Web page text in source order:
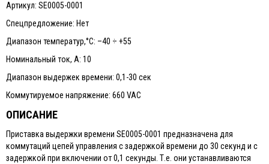
Артикул: SE0005-0001
Спецпредложение: Нет
Диапазон температур,°С: –40 ÷ +55
Номинальный ток, А: 10
Диапазон выдержек времени: 0,1-30 сек
Коммутируемое напряжение: 660 VAC
ОПИСАНИЕ
Приставка выдержки времени SE0005-0001 предназначена для
коммутаций цепей управления с задержкой времени до 30 секунд и с
задержкой при включении от 0,1 секунды. Т.е. они устанавливаются